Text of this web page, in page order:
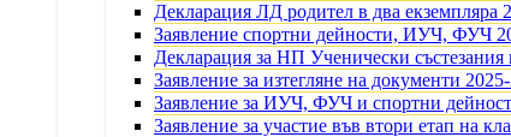
Декларация ЛД родител в два екземпляра
Заявление спортни дейности, ИУЧ, ФУЧ
Декларация за НП Ученически
Заявление за изтегляне на документи
Заявление за ИУЧ, ФУЧ и спортни
Заявление за участие във втори етап на